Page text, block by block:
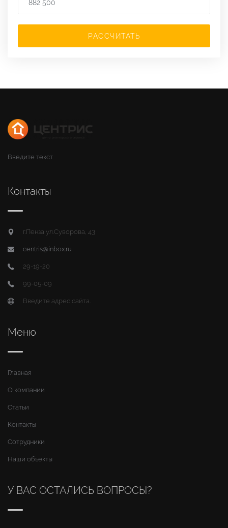
РАССЧИТАТЬ
Введите текст
Контакты
г.Пенза ул.Суворова, 43
centris@inbox.ru
29-19-20
99-05-09
Введите адрес сайта.
Меню
Главная
О компании
Статьи
Контакты
Сотрудники
Наши объекты
У ВАС ОСТАЛИСЬ ВОПРОСЫ?